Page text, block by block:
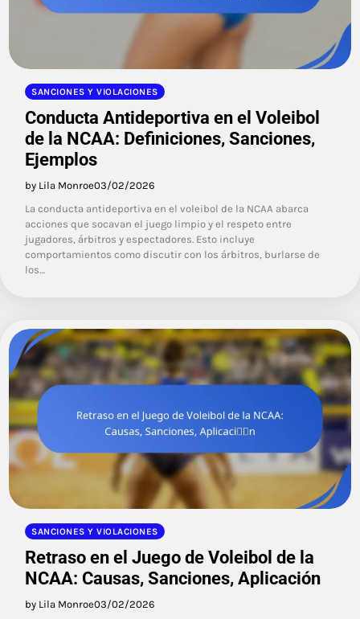
SANCIONES Y VIOLACIONES
Conducta Antideportiva en el Voleibol
de la NCAA: Definiciones, Sanciones,
Ejemplos
by Lila Monroe03/02/2026
La conducta antideportiva en el voleibol de la NCAA abarca
acciones que socavan el juego limpio y el respeto entre
jugadores, árbitros y espectadores. Esto incluye
comportamientos como discutir con los árbitros, burlarse de
los…
SANCIONES Y VIOLACIONES
Retraso en el Juego de Voleibol de la
NCAA: Causas, Sanciones, Aplicación
by Lila Monroe03/02/2026